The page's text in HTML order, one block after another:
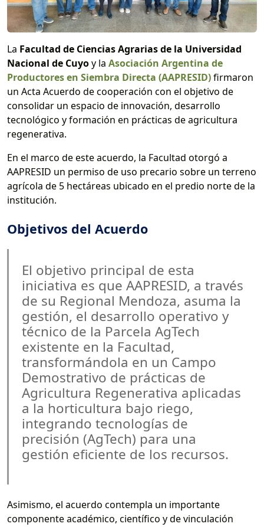
La Facultad de Ciencias Agrariasde la Universidad
Nacional de Cuyoy la Asociación Argentina de
Productores en Siembra Directa (AAPRESID)firmaron
un Acta Acuerdo de cooperación con el objetivo de
consolidar un espacio de innovación, desarrollo
tecnológico y formación en prácticas de agricultura
regenerativa.
En el marco de este acuerdo, la Facultad otorgó a
AAPRESID un permiso de uso precario sobre un terreno
agrícola de 5 hectáreas ubicado en el predio norte de la
institución.
Objetivos del Acuerdo
El objetivo principal de esta
iniciativa es que AAPRESID, a través
de su Regional Mendoza, asuma la
gestión, el desarrollo operativo y
técnico de la Parcela AgTech
existente en la Facultad,
transformándola en un Campo
Demostrativo de prácticas de
Agricultura Regenerativa aplicadas
a la horticultura bajo riego,
integrando tecnologías de
precisión (AgTech) para una
gestión eficiente de los recursos.
Asimismo, el acuerdo contempla un importante
componente académico, científico y de vinculación